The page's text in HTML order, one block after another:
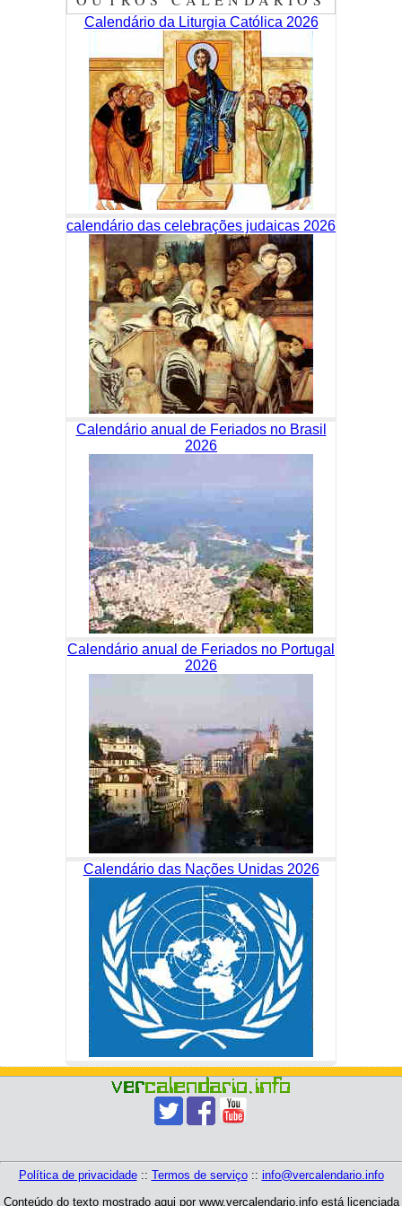
Calendário da Liturgia Católica 2026
calendário das celebrações judaicas 2026
Calendário anual de Feriados no Brasil
2026
Calendário anual de Feriados no Portugal
2026
Calendário das Nações Unidas 2026
Política de privacidade:: Termos de serviço:: info@vercalendario.info
Conteúdo do texto mostrado aqui por www.vercalendario.info está licenciada